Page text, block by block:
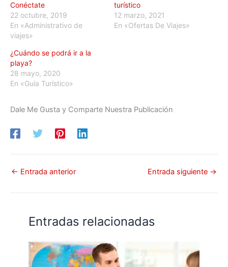
Conéctate
22 octubre, 2019
En «Administrativo de
viajes»
turístico
12 marzo, 2021
En «Ofertas De Viajes»
¿Cuándo se podrá ir a la
playa?
28 mayo, 2020
En «Guía Turístico»
Dale Me Gusta y Comparte Nuestra Publicación
← Entrada anterior Entrada siguiente →
Entradas relacionadas